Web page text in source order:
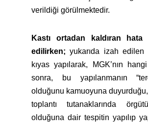
verildiği görülmektedir.
Kastı ortadan kaldıran
edilirken; yukarıda izah
kıyas yapılarak, MGK’nın
sonra, bu yapılanmanın
olduğunu kamuoyuna
toplantı tutanaklarında
olduğuna dair tespitin yapılıp